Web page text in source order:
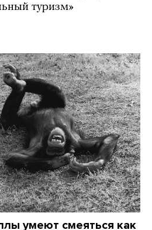
туризм»
умеют смеяться как